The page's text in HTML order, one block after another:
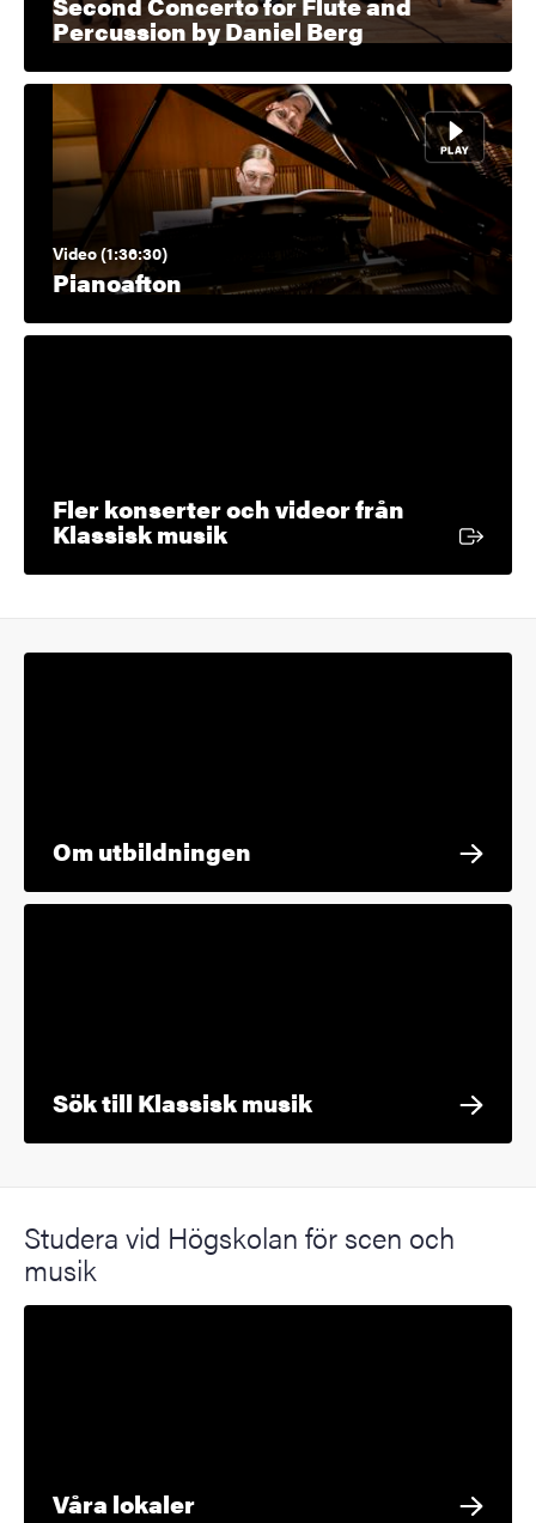
Percussion by Daniel Berg
Video (1:36:30)
Pianoafton
Fler konserter och videor från
Klassisk musikExtern länk
Om utbildningen
Sök till Klassisk musik
Studera vid Högskolan för scen och
musik
Våra lokaler